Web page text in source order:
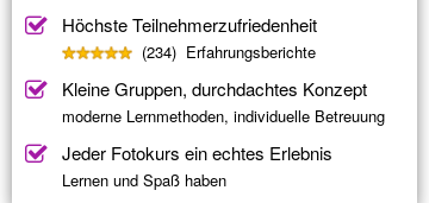
Höchste Teilnehmerzufriedenheit
(234) Erfahrungsberichte
Kleine Gruppen, durchdachtes Konzept
moderne Lernmethoden, individuelle Betreuung
Jeder Fotokurs ein echtes Erlebnis
Lernen und Spaß haben